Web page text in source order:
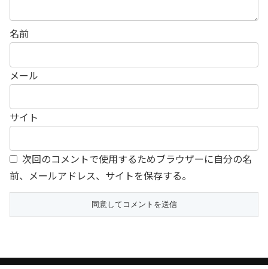
名前
メール
サイト
次回のコメントで使用するためブラウザーに自分の名
前、メールアドレス、サイトを保存する。